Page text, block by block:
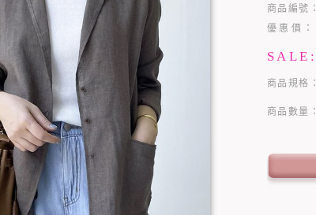
商品編號：
優惠價：
SALE:
商品規格：
商品數量：